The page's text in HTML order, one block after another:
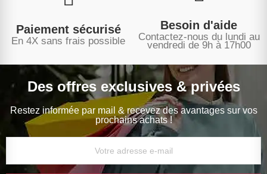
Paiement sécurisé
En 4X sans frais possible
Besoin d'aide
Contactez-nous du lundi au
vendredi de 9h à 17h00
Des offres exclusives & privées
Restez informée par mail & recevez des avantages sur vos
prochains achats !